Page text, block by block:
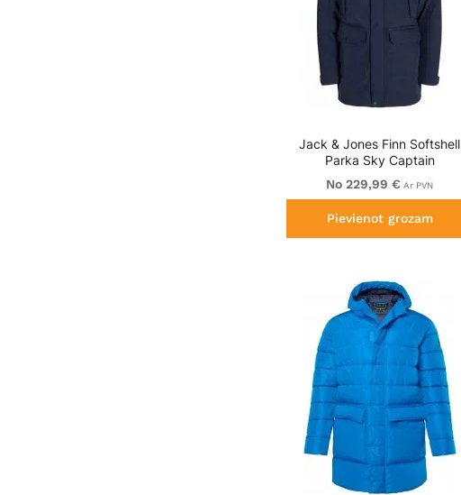
Jack & Jones Finn Softshell
Parka Sky Captain
No 229,99 € Ar PVN
Pievienot grozam